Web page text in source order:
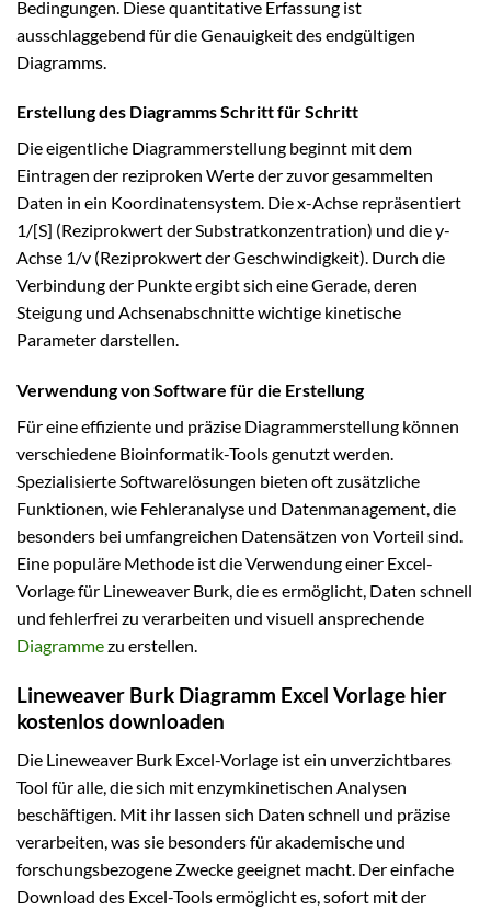
Bedingungen. Diese quantitative Erfassung ist
ausschlaggebend für die Genauigkeit des endgültigen
Diagramms.
Erstellung des Diagramms Schritt für Schritt
Die eigentliche Diagrammerstellung beginnt mit dem
Eintragen der reziproken Werte der zuvor gesammelten
Daten in ein Koordinatensystem. Die x-Achse repräsentiert
1/[S] (Reziprokwert der Substratkonzentration) und die y-
Achse 1/v (Reziprokwert der Geschwindigkeit). Durch die
Verbindung der Punkte ergibt sich eine Gerade, deren
Steigung und Achsenabschnitte wichtige kinetische
Parameter darstellen.
Verwendung von Software für die Erstellung
Für eine effiziente und präzise Diagrammerstellung können
verschiedene Bioinformatik-Tools genutzt werden.
Spezialisierte Softwarelösungen bieten oft zusätzliche
Funktionen, wie Fehleranalyse und Datenmanagement, die
besonders bei umfangreichen Datensätzen von Vorteil sind.
Eine populäre Methode ist die Verwendung einer Excel-
Vorlage für Lineweaver Burk, die es ermöglicht, Daten schnell
und fehlerfrei zu verarbeiten und visuell ansprechende
Diagrammezu erstellen.
Lineweaver Burk Diagramm Excel Vorlage hier
kostenlos downloaden
Die Lineweaver Burk Excel-Vorlage ist ein unverzichtbares
Tool für alle, die sich mit enzymkinetischen Analysen
beschäftigen. Mit ihr lassen sich Daten schnell und präzise
verarbeiten, was sie besonders für akademische und
forschungsbezogene Zwecke geeignet macht. Der einfache
Download des Excel-Tools ermöglicht es, sofort mit der